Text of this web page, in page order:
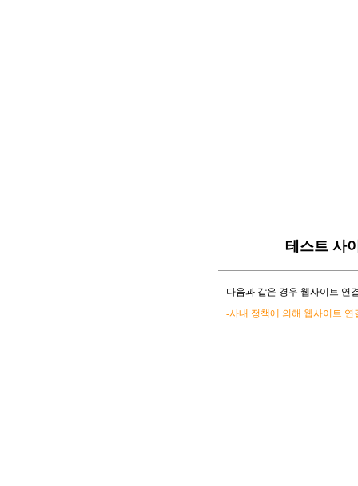
테스트 사
다음과 같은 경우 웹사이트 연
-사내 정책에 의해 웹사이트